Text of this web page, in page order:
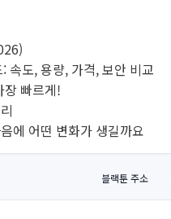
속도, 용량, 가격, 보안 비교
빠르게!
에 어떤 변화가 생길까요
블랙툰 주소